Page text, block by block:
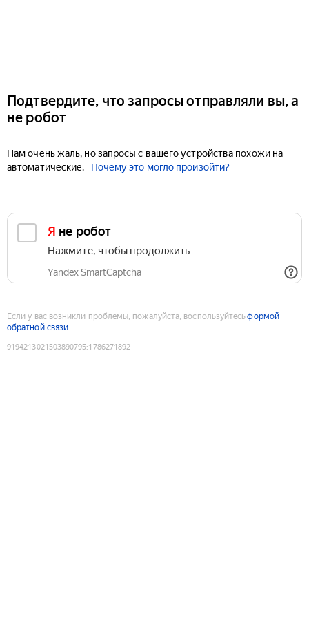
Подтвердите, что запросы отправляли вы, а
не робот
Нам очень жаль, но запросы с вашего устройства похожи на
автоматические.
Почему это могло произойти?
Я не робот
Нажмите, чтобы продолжить
Yandex SmartCaptcha
Если у вас возникли проблемы, пожалуйста, воспользуйтесьформой
обратной связи
9194213021503890795:1786271892